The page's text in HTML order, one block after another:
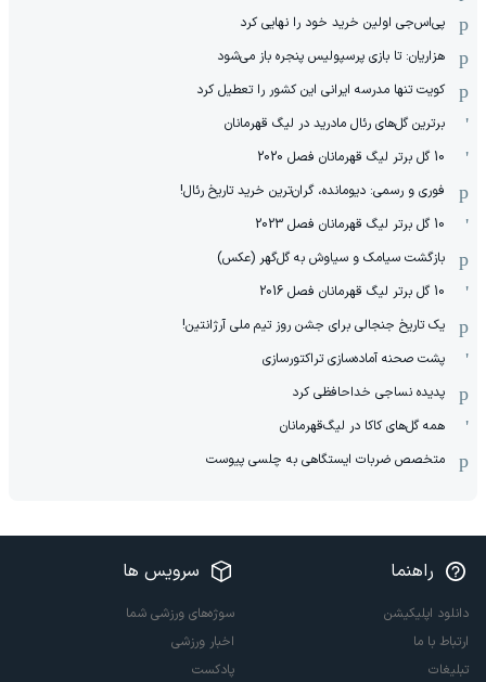
پی‌اس‌جی اولین خرید خود را نهایی کرد
هزاریان: تا بازی پرسپولیس پنجره باز می‌شود
کویت تنها مدرسه ایرانی این کشور را تعطیل کرد
برترین گل‌های رئال مادرید در لیگ قهرمانان
10 گل برتر لیگ قهرمانان فصل 2020
فوری و رسمی: دیومانده، گران‌ترین خرید تاریخ رئال!
10 گل برتر لیگ قهرمانان فصل 2023
بازگشت سیامک و سیاوش به گل‌گهر (عکس)
10 گل برتر لیگ قهرمانان فصل 2016
یک تاریخ جنجالی برای جشن روز تیم ملی آرژانتین!
پشت صحنه آماده‌سازی تراکتورسازی
پدیده نساجی خداحافظی کرد
همه گل‌های کاکا در لیگ‌قهرمانان
متخصص ضربات ایستگاهی به چلسی پیوست
راهنما
دانلود اپلیکیشن
ارتباط با ما
تبلیغات
سرویس ها
سوژه‌های ورزشی شما
اخبار ورزشی
پادکست